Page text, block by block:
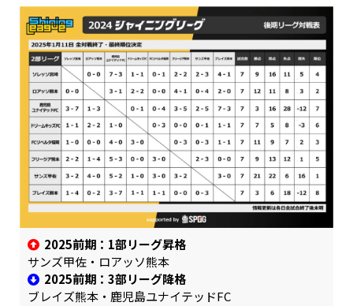
2025前期：1部リーグ昇格
サンズ甲佐・ロアッソ熊本
2025前期：3部リーグ降格
ブレイズ熊本・鹿児島ユナイテッドFC